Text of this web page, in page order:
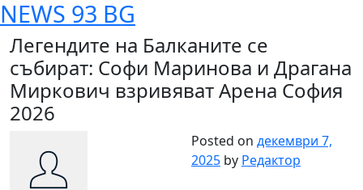
Skip
to
content
NEWS 93 BG
Легендите на Балканите се
събират: Софи Маринова и Драгана
Миркович взривяват Арена София
2026
Posted on декември 7,
2025 by Редактор